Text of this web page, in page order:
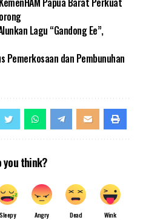
Lagu “Gandong Ee”,
Pemerkosaan dan Pembunuhan
you think?
Sleepy Angry Dead Wink